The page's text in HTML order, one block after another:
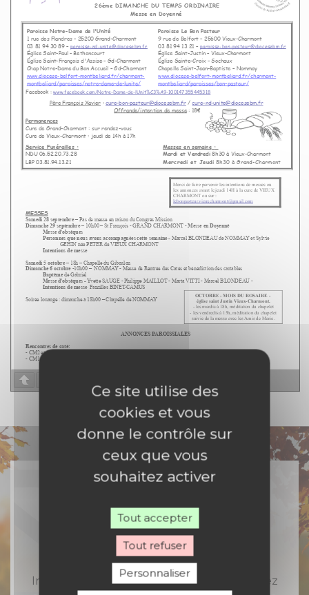
Rejoignez-nous
Inscrivez-vous à notre newsletter et recevez
Ce site utilise des
cookies et vous
donne le contrôle sur
ceux que vous
souhaitez activer
Tout accepter
Tout refuser
Personnaliser